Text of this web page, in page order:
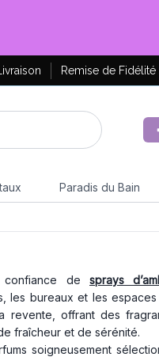
Remise de Fidélité
Paradis du Bain
confiance desprays
les bureaux et les
revente, offrant des
fraîcheur et de sérénité.
soigneusement